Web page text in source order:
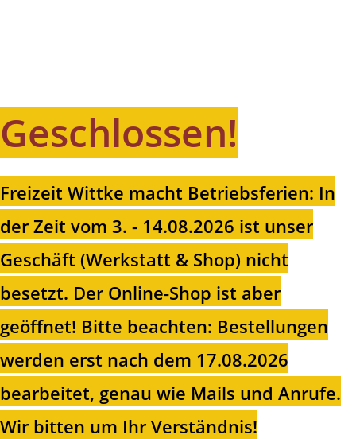
Geschlossen!
Freizeit Wittke macht Betriebsferien: In
der Zeit vom 3. - 14.08.2026 ist unser
Geschäft (Werkstatt & Shop) nicht
besetzt. Der Online-Shop ist aber
geöffnet! Bitte beachten: Bestellungen
werden erst nach dem 17.08.2026
bearbeitet, genau wie Mails und Anrufe.
Wir bitten um Ihr Verständnis!